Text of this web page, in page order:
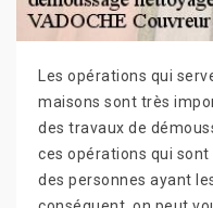
Les opérations qui
maisons sont très
des travaux de
ces opérations qui
des personnes ayant